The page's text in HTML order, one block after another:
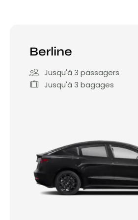
Berline
Jusqu'à 3 passagers
Jusqu'à 3 bagages